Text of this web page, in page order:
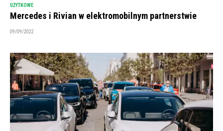
UŻYTKOWE
Mercedes i Rivian w elektromobilnym partnerstwie
09/09/2022